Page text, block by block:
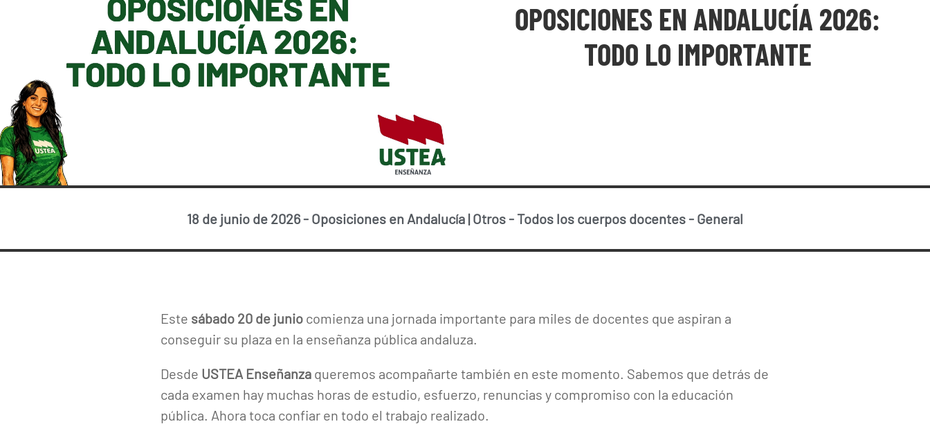
OPOSICIONES EN ANDALUCÍA 2026:
TODO LO IMPORTANTE
18 de junio de 2026- Oposiciones en Andalucía |Otros- Todos los cuerpos docentes- General
Este sábado 20 de junio comienza una jornada importante para miles de docentes que aspiran a
conseguir su plaza en la enseñanza pública andaluza.
Desde USTEA Enseñanza queremos acompañarte también en este momento. Sabemos que detrás de
cada examen hay muchas horas de estudio, esfuerzo, renuncias y compromiso con la educación
pública. Ahora toca confiar en todo el trabajo realizado.